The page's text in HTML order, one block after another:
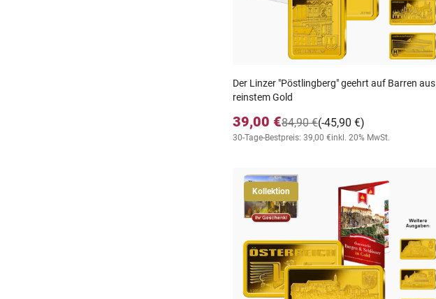
Der Linzer "Pöstlingberg" geehrt auf Barren aus
reinstem Gold
39,00 € (-45,90 €)
84,90 €
30-Tage-Bestpreis: 39,00 €inkl. 20% MwSt.
Kollektion